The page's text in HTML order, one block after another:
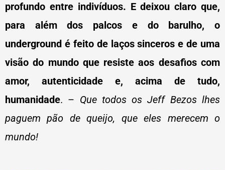
profundo entre indivíduos. E deixou claro que,
para além dos palcos e do barulho, o
underground é feito de laços sinceros e de uma
visão do mundo que resiste aos desafios com
amor, autenticidade e, acima de tudo,
humanidade. – Que todos os Jeff Bezos lhes
paguem pão de queijo, que eles merecem o
mundo!